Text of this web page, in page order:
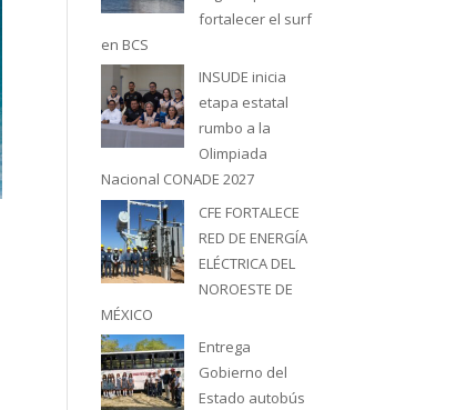
fortalecer el surf
en BCS
INSUDE inicia
etapa estatal
rumbo a la
Olimpiada
Nacional CONADE 2027
CFE FORTALECE
RED DE ENERGÍA
ELÉCTRICA DEL
NOROESTE DE
MÉXICO
Entrega
Gobierno del
Estado autobús